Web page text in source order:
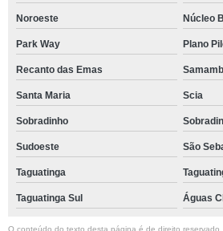
Noroeste Núcleo
Park Way Plano
Recanto das Emas
Santa Maria Scia
Sobradinho
Sudoeste São
Taguatinga
Taguatinga Sul Águas
O conteúdo do texto desta página é de direito